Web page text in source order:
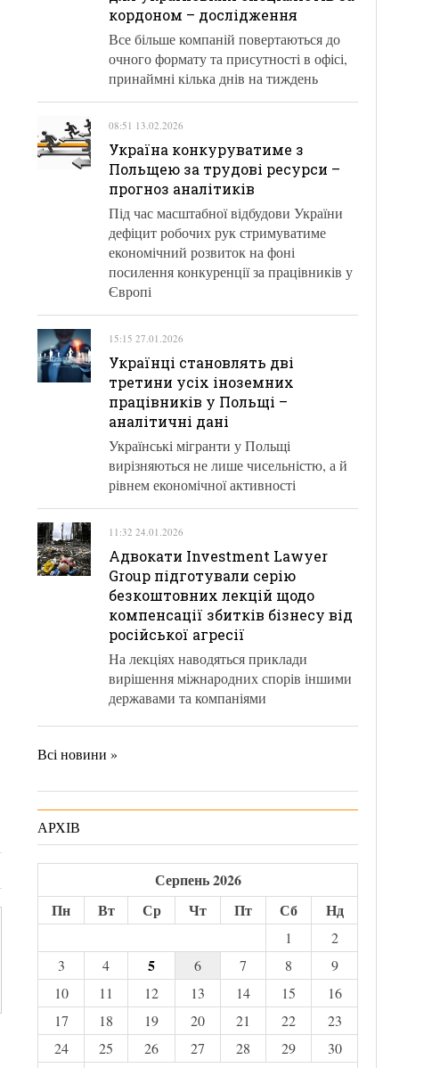
кордоном – дослідження
Все більше компаній повертаються до
очного формату та присутності в офісі,
принаймні кілька днів на тиждень
08:51 13.02.2026
Україна конкуруватиме з
Польщею за трудові ресурси –
прогноз аналітиків
Під час масштабної відбудови України
дефіцит робочих рук стримуватиме
економічний розвиток на фоні
посилення конкуренції за працівників у
Європі
15:15 27.01.2026
Українці становлять дві
третини усіх іноземних
працівників у Польщі –
аналітичні дані
Українські мігранти у Польщі
вирізняються не лише чисельністю, а й
рівнем економічної активності
11:32 24.01.2026
Адвокати Investment Lawyer
Group підготували серію
безкоштовних лекцій щодо
компенсації збитків бізнесу від
російської агресії
На лекціях наводяться приклади
вирішення міжнародних спорів іншими
державами та компаніями
Всі новини »
АРХІВ
Серпень 2026
Пн
Вт Ср Чт Пт Сб Нд
1
2
3
4 5 6 7 8
9
10
11 12 13 14 15
16
17
18 19 20 21 22
23
24
25 26 27 28 29
30